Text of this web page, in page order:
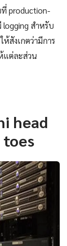
production-
logging สำหรับ
ห้สังเกตว่ามีการ
แต่ละส่วน
head
toes